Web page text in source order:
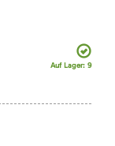
Auf Lager: 9